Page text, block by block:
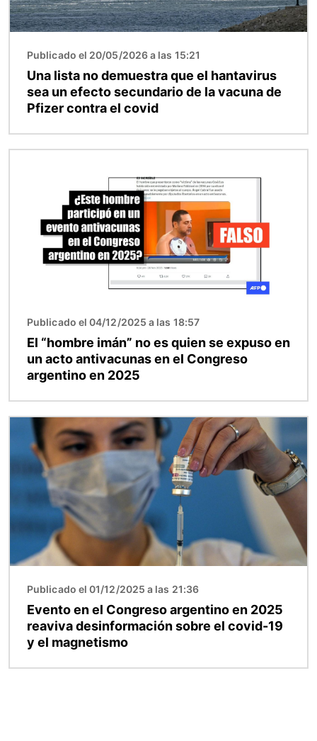
Publicado el 20/05/2026 a las 15:21
Una lista no demuestra que el hantavirus
sea un efecto secundario de la vacuna de
Pfizer contra el covid
Publicado el 04/12/2025 a las 18:57
El “hombre imán” no es quien se expuso en
un acto antivacunas en el Congreso
argentino en 2025
Imagen
Publicado el 01/12/2025 a las 21:36
Evento en el Congreso argentino en 2025
reaviva desinformación sobre el covid-19
y el magnetismo